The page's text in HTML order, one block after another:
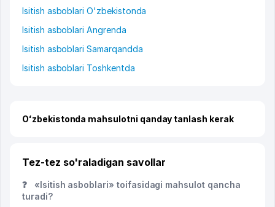
Isitish asboblari O'zbekistonda
Isitish asboblari Angrenda
Isitish asboblari Samarqandda
Isitish asboblari Toshkentda
Oʻzbekistonda mahsulotni qanday tanlash kerak
Tez-tez so'raladigan savollar
❓
«Isitish asboblari» toifasidagi mahsulot qancha
turadi?